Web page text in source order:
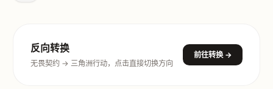
反向转换
无畏契约 → 三角洲行动，点击直接切换方向
前往转换 →